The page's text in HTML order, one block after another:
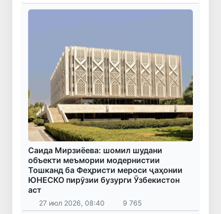
Саида Мирзиёева: шомил шудани
объекти меъмории модернистии
Тошканд ба Феҳристи мероси ҷаҳонии
ЮНЕСКО пирӯзии бузурги Ӯзбекистон
аст
27 июл 2026, 08:40 9 765